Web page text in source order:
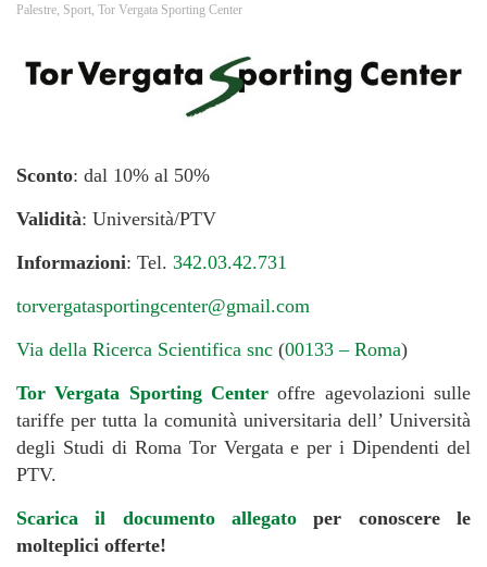
Palestre Sport Tor Vergata Sporting Center
Sconto: dal 10% al 50%
Validità: Università/PTV
Informazioni: Tel. 342.03.42.731
torvergatasportingcenter@gmail.com
Via della Ricerca Scientifica snc (00133 – Roma)
Tor Vergata Sporting Center offre agevolazioni sulle
tariffe per tutta la comunità universitaria dell’ Università
degli Studi di Roma Tor Vergata e per i Dipendenti del
PTV.
Scarica il documento allegato per conoscere le
molteplici offerte!